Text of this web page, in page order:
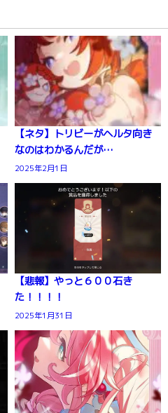
【ネタ】トリビーがヘルタ向き
なのはわかるんだが…
2025年2月1日
【悲報】やっと６００石き
た！！！！
2025年1月31日